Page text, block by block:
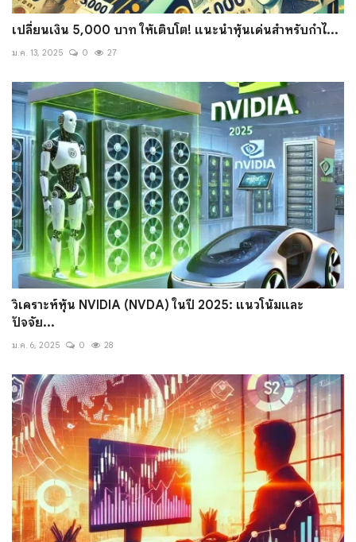
เปลี่ยนเงิน 5,000 บาท ให้เติบโต! แนะนำหุ้นเด่นสำหรับกำไ...
ม.ค. 13, 2025 0 27
วิเคราะห์หุ้น NVIDIA (NVDA) ในปี 2025: แนวโน้มและ
ปัจจัย...
ม.ค. 6, 2025 0 28